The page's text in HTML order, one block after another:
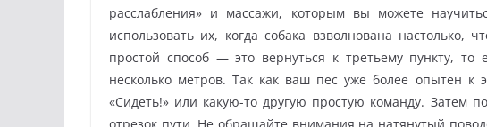
расслабления» и массажи, которым вы можете
использовать их, когда собака взволнована настолько,
простой способ — это вернуться к третьему пункту, то
несколько метров. Так как ваш пес уже более опытен к
«Сидеть!» или какую-то другую простую команду. Затем
отрезок пути. Не обращайте внимания на натянутый